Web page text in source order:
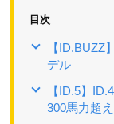
目次
【ID.BUZZ
デル
【ID.5】
300馬力超